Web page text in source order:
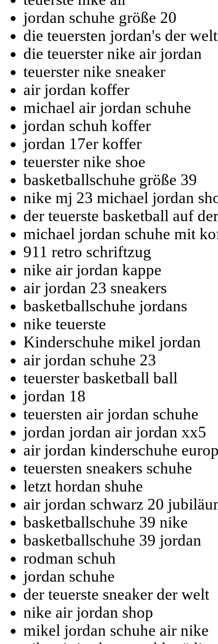
jordan schuhe größe 20
die teuersten jordan's der welt
die teuerster nike air jordan
teuerster nike sneaker
air jordan koffer
michael air jordan schuhe
jordan schuh koffer
jordan 17er koffer
teuerster nike shoe
basketballschuhe größe 39
nike mj 23 michael jordan
der teuerste basketball auf
michael jordan schuhe mit
911 retro schriftzug
nike air jordan kappe
air jordan 23 sneakers
basketballschuhe jordans
nike teuerste
Kinderschuhe mikel jordan
air jordan schuhe 23
teuerster basketball ball
jordan 18
teuersten air jordan schuhe
jordan jordan air jordan xx5
air jordan kinderschuhe
teuersten sneakers schuhe
letzt hordan shuhe
air jordan schwarz 20
basketballschuhe 39 nike
basketballschuhe 39 jordan
rodman schuh
jordan schuhe
der teuerste sneaker der welt
nike air jordan shop
mikel jordan schuhe air nike